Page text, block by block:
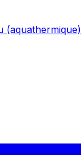
(aquathermique)